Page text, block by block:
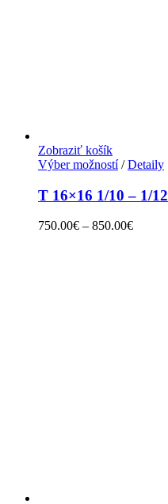
Zobraziť košík
Výber možností/ Detaily
T 16×16 1/10 – 1/12
750.00€ – 850.00€